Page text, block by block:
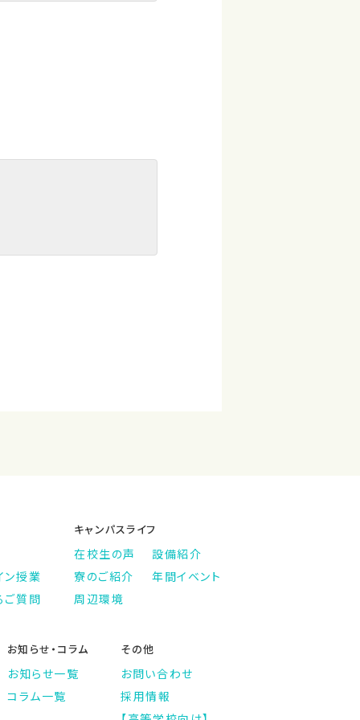
ン授業
ご質問
キャンパスライフ
在校生の声
設備紹介
寮のご紹介
年間イベント
周辺環境
お知らせ・コラム
お知らせ一覧
コラム一覧
その他
お問い合わせ
採用情報